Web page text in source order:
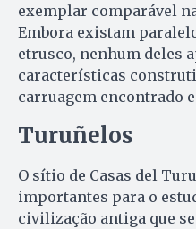
exemplar comparável
Embora existam
etrusco, nenhum deles
características
carruagem encontrado
Turuñelos
O sítio de Casas del
importantes para o
civilização antiga que